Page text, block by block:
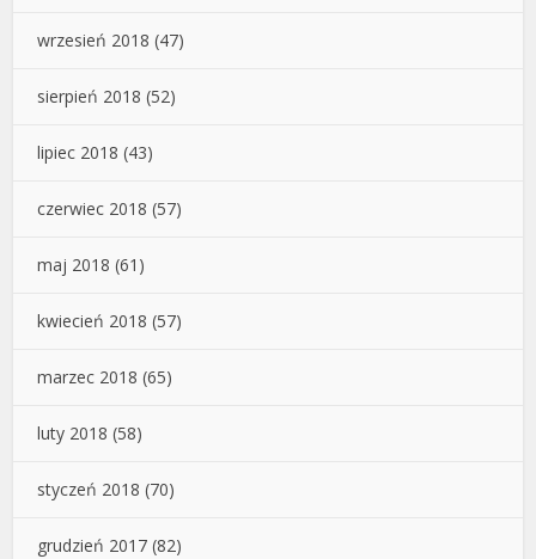
wrzesień 2018 (47)
sierpień 2018 (52)
lipiec 2018 (43)
czerwiec 2018 (57)
maj 2018 (61)
kwiecień 2018 (57)
marzec 2018 (65)
luty 2018 (58)
styczeń 2018 (70)
grudzień 2017 (82)